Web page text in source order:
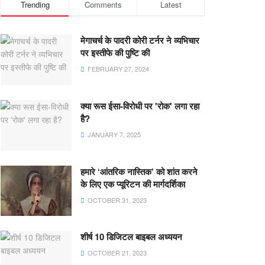
Trending Comments Latest
मेगाचर्च के पादरी कोरी टर्नर ने व्यभिचार
पर इस्तीफे की पुष्टि की
FEBRUARY 27, 2024
क्या रूस ईसा-विरोधी पर 'रोक' लगा रहा
है?
JANUARY 7, 2025
हमारे ‘आंतरिक नास्तिक’ को शांत करने
के लिए एक प्यूरिटन की मार्गदर्शिका
OCTOBER 31, 2023
शीर्ष 10 डिजिटल बाइबल अध्ययन
OCTOBER 21, 2023